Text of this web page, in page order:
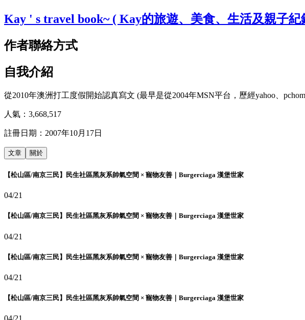
Kay ' s travel book~ ( Kay的旅遊、美食、生活及親子紀
作者聯絡方式
自我介紹
從2010年澳洲打工度假開始認真寫文 (最早是從2004年MSN平台，歷經yahoo、
人氣： 3,668,517
註冊日期： 2007年10月17日
文章 關於
【松山區/南京三民】民生社區黑灰系帥氣空間 × 寵物友善｜Burgerciaga 漢堡世家
04/21
【松山區/南京三民】民生社區黑灰系帥氣空間 × 寵物友善｜Burgerciaga 漢堡世家
04/21
【松山區/南京三民】民生社區黑灰系帥氣空間 × 寵物友善｜Burgerciaga 漢堡世家
04/21
【松山區/南京三民】民生社區黑灰系帥氣空間 × 寵物友善｜Burgerciaga 漢堡世家